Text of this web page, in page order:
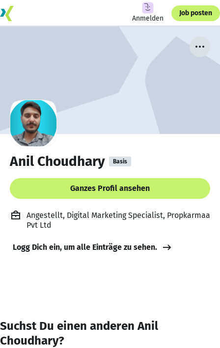
Anmelden
Job posten
Anil Choudhary Basis
Ganzes Profil ansehen
Angestellt, Digital Marketing Specialist, Propkarmaa
Pvt Ltd
Logg Dich ein, um alle Einträge zu sehen.
Suchst Du einen anderen Anil
Choudhary?